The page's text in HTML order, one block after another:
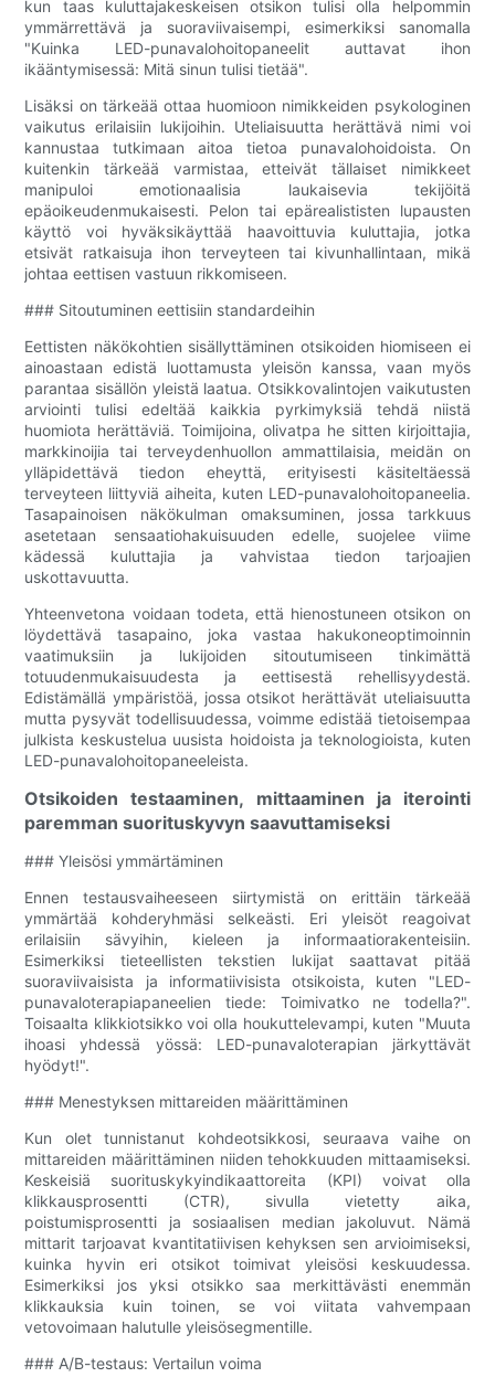
kun taas kuluttajakeskeisen otsikon tulisi olla helpommin
ymmärrettävä ja suoraviivaisempi, esimerkiksi sanomalla
"Kuinka LED-punavalohoitopaneelit auttavat ihon
ikääntymisessä: Mitä sinun tulisi tietää".
Lisäksi on tärkeää ottaa huomioon nimikkeiden psykologinen
vaikutus erilaisiin lukijoihin. Uteliaisuutta herättävä nimi voi
kannustaa tutkimaan aitoa tietoa punavalohoidoista. On
kuitenkin tärkeää varmistaa, etteivät tällaiset nimikkeet
manipuloi emotionaalisia laukaisevia tekijöitä
epäoikeudenmukaisesti. Pelon tai epärealististen lupausten
käyttö voi hyväksikäyttää haavoittuvia kuluttajia, jotka
etsivät ratkaisuja ihon terveyteen tai kivunhallintaan, mikä
johtaa eettisen vastuun rikkomiseen.
### Sitoutuminen eettisiin standardeihin
Eettisten näkökohtien sisällyttäminen otsikoiden hiomiseen ei
ainoastaan ​​edistä luottamusta yleisön kanssa, vaan myös
parantaa sisällön yleistä laatua. Otsikkovalintojen vaikutusten
arviointi tulisi edeltää kaikkia pyrkimyksiä tehdä niistä
huomiota herättäviä. Toimijoina, olivatpa he sitten kirjoittajia,
markkinoijia tai terveydenhuollon ammattilaisia, meidän on
ylläpidettävä tiedon eheyttä, erityisesti käsiteltäessä
terveyteen liittyviä aiheita, kuten LED-punavalohoitopaneelia.
Tasapainoisen näkökulman omaksuminen, jossa tarkkuus
asetetaan sensaatiohakuisuuden edelle, suojelee viime
kädessä kuluttajia ja vahvistaa tiedon tarjoajien
uskottavuutta.
Yhteenvetona voidaan todeta, että hienostuneen otsikon on
löydettävä tasapaino, joka vastaa hakukoneoptimoinnin
vaatimuksiin ja lukijoiden sitoutumiseen tinkimättä
totuudenmukaisuudesta ja eettisestä rehellisyydestä.
Edistämällä ympäristöä, jossa otsikot herättävät uteliaisuutta
mutta pysyvät todellisuudessa, voimme edistää tietoisempaa
julkista keskustelua uusista hoidoista ja teknologioista, kuten
LED-punavalohoitopaneeleista.
Otsikoiden testaaminen, mittaaminen ja iterointi
paremman suorituskyvyn saavuttamiseksi
### Yleisösi ymmärtäminen
Ennen testausvaiheeseen siirtymistä on erittäin tärkeää
ymmärtää kohderyhmäsi selkeästi. Eri yleisöt reagoivat
erilaisiin sävyihin, kieleen ja informaatiorakenteisiin.
Esimerkiksi tieteellisten tekstien lukijat saattavat pitää
suoraviivaisista ja informatiivisista otsikoista, kuten "LED-
punavaloterapiapaneelien tiede: Toimivatko ne todella?".
Toisaalta klikkiotsikko voi olla houkuttelevampi, kuten "Muuta
ihoasi yhdessä yössä: LED-punavaloterapian järkyttävät
hyödyt!".
### Menestyksen mittareiden määrittäminen
Kun olet tunnistanut kohdeotsikkosi, seuraava vaihe on
mittareiden määrittäminen niiden tehokkuuden mittaamiseksi.
Keskeisiä suorituskykyindikaattoreita (KPI) voivat olla
klikkausprosentti (CTR), sivulla vietetty aika,
poistumisprosentti ja sosiaalisen median jakoluvut. Nämä
mittarit tarjoavat kvantitatiivisen kehyksen sen arvioimiseksi,
kuinka hyvin eri otsikot toimivat yleisösi keskuudessa.
Esimerkiksi jos yksi otsikko saa merkittävästi enemmän
klikkauksia kuin toinen, se voi viitata vahvempaan
vetovoimaan halutulle yleisösegmentille.
### A/B-testaus: Vertailun voima